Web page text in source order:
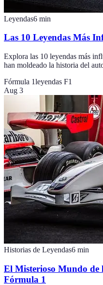
Leyendas6 min
Las 10 Leyendas Más
Explora las 10 leyendas más
han moldeado la historia del
Fórmula 1leyendas F1
Aug 3
Historias de Leyendas6 min
El Misterioso Mundo de
Fórmula 1